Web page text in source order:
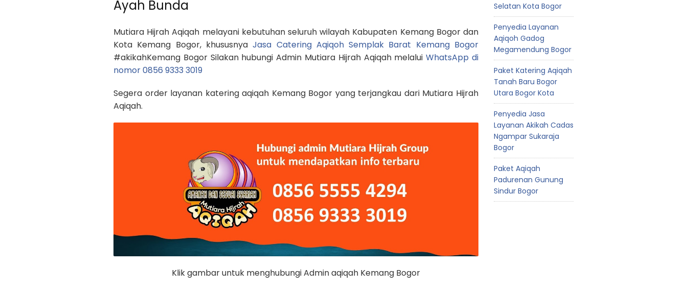
Ayah Bunda
Mutiara Hijrah Aqiqah melayani kebutuhan seluruh wilayah Kabupaten Kemang Bogor dan
Kota Kemang Bogor, khususnyaJasa Catering Aqiqoh Semplak Barat Kemang Bogor
#akikahKemang Bogor Silakan hubungi Admin Mutiara Hijrah Aqiqah melaluiWhatsApp di
nomor 0856 9333 3019
Segera order layanan katering aqiqah Kemang Bogor yang terjangkau dari Mutiara Hijrah
Aqiqah.
Klik gambar untuk menghubungi Admin aqiqah Kemang Bogor
Selatan Kota Bogor
Penyedia Layanan
Aqiqoh Gadog
Megamendung Bogor
Paket Katering Aqiqah
Tanah Baru Bogor
Utara Bogor Kota
Penyedia Jasa
Layanan Akikah Cadas
Ngampar Sukaraja
Bogor
Paket Aqiqah
Padurenan Gunung
Sindur Bogor